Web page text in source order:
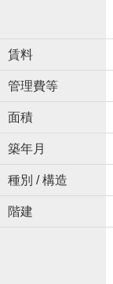
賃料
管理費等
面積
築年月
種別 / 構造
階建